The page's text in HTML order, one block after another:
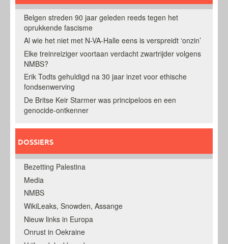
Belgen streden 90 jaar geleden reeds tegen het
oprukkende fascisme
Al wie het niet met N-VA-Halle eens is verspreidt ‘onzin’
Elke treinreiziger voortaan verdacht zwartrijder volgens
NMBS?
Erik Todts gehuldigd na 30 jaar inzet voor ethische
fondsenwerving
De Britse Keir Starmer was principeloos en een
genocide-ontkenner
DOSSIERS
Bezetting Palestina
Media
NMBS
WikiLeaks, Snowden, Assange
Nieuw links in Europa
Onrust in Oekraine